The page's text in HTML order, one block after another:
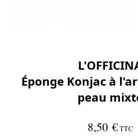
Éponge Konjac à
peau
8,50 € TTC